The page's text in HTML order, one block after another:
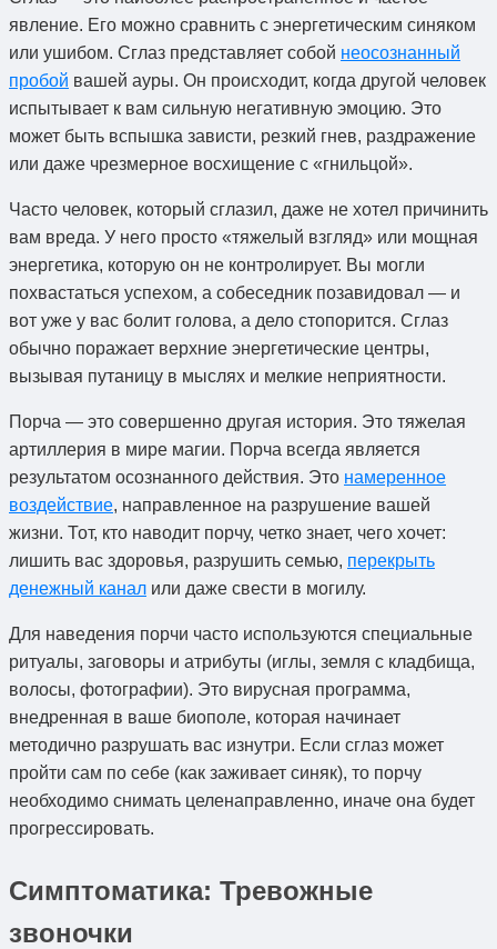
явление. Его можно сравнить с энергетическим синяком
или ушибом. Сглаз представляет собой неосознанный
пробой вашей ауры. Он происходит, когда другой человек
испытывает к вам сильную негативную эмоцию. Это
может быть вспышка зависти, резкий гнев, раздражение
или даже чрезмерное восхищение с «гнильцой».
Часто человек, который сглазил, даже не хотел причинить
вам вреда. У него просто «тяжелый взгляд» или мощная
энергетика, которую он не контролирует. Вы могли
похвастаться успехом, а собеседник позавидовал — и
вот уже у вас болит голова, а дело стопорится. Сглаз
обычно поражает верхние энергетические центры,
вызывая путаницу в мыслях и мелкие неприятности.
Порча — это совершенно другая история. Это тяжелая
артиллерия в мире магии. Порча всегда является
результатом осознанного действия. Это намеренное
воздействие, направленное на разрушение вашей
жизни. Тот, кто наводит порчу, четко знает, чего хочет:
лишить вас здоровья, разрушить семью, перекрыть
денежный канал или даже свести в могилу.
Для наведения порчи часто используются специальные
ритуалы, заговоры и атрибуты (иглы, земля с кладбища,
волосы, фотографии). Это вирусная программа,
внедренная в ваше биополе, которая начинает
методично разрушать вас изнутри. Если сглаз может
пройти сам по себе (как заживает синяк), то порчу
необходимо снимать целенаправленно, иначе она будет
прогрессировать.
Симптоматика: Тревожные
звоночки